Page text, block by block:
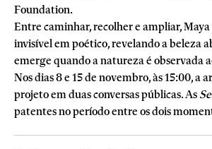
Foundation.
Entre caminhar, recolher e ampliar,
invisível em poético, revelando a beleza
emerge quando a natureza é observada
Nos dias 8 e 15 de novembro, às 15:00, a
projeto em duas conversas públicas. As
patentes no período entre os dois